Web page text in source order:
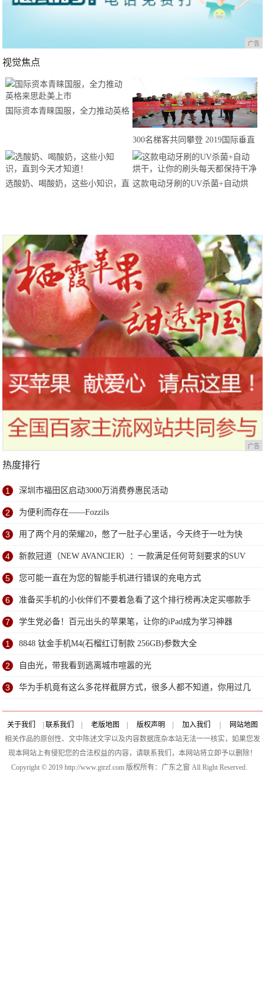
广告
视觉焦点
国际资本青睐国服，全力推动英格
300名梯客共同攀登 2019国际垂直
马拉松超级精英赛顺德海骏达中心
站欢乐开跑
选酸奶、喝酸奶，这些小知识，直 这款电动牙刷的UV杀菌+自动烘
广告
热度排行
1 深圳市福田区启动3000万消费券惠民活动
2 为便利而存在——Fozzils
3 用了两个月的荣耀20，憋了一肚子心里话，今天终于一吐为快
4 新款冠道（NEW AVANCIER）：一款满足任何苛刻要求的SUV
5 您可能一直在为您的智能手机进行错误的充电方式
6 准备买手机的小伙伴们不要着急看了这个排行榜再决定买哪款手
机吧
7 学生党必备！百元出头的苹果笔，让你的iPad成为学习神器
1 8848 钛金手机M4(石榴红订制款 256GB)参数大全
2 自由光，带我看到逃离城市喧嚣的光
3 华为手机竟有这么多花样截屏方式，很多人都不知道，你用过几
种？
关于我们 联系我们 老版地图 版权声明 加入我们
网站地图
相关作品的原创性、文中陈述文字以及内容数据庞杂本站无法一一核实，如果您发
现本网站上有侵犯您的合法权益的内容，请联系我们，本网站将立即予以删除！
Copyright © 2019 http://www.gtrzf.com 版权所有：广东之窗 All Right Reserved.